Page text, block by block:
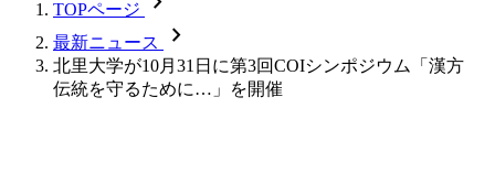
TOPページ
最新ニュース chevron_forward
北里大学が10月31日に第3回COIシンポジウム「漢方
伝統を守るために…」を開催